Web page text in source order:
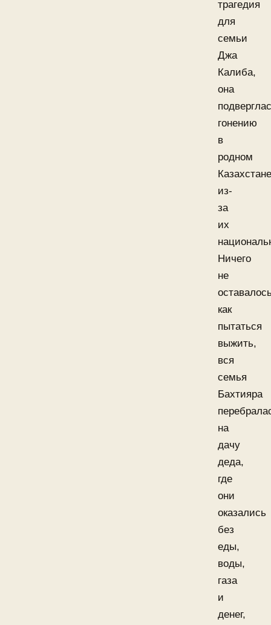
трагедия
для
семьи
Джа
Калиба,
она
гонению
в
родном
Казахстане
из-
за
их
Ничего
не
как
пытаться
выжить,
вся
семья
Бахтияра
на
дачу
деда,
где
они
оказались
без
еды,
воды,
газа
и
денег,